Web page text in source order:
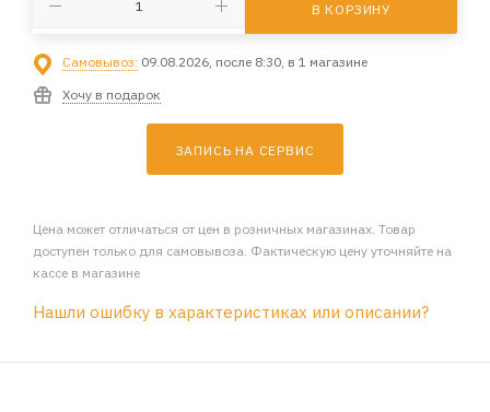
В КОРЗИНУ
Самовывоз: 09.08.2026, после 8:30, в 1 магазине
Хочу в подарок
ЗАПИСЬ НА СЕРВИС
Цена может отличаться от цен в розничных магазинах. Товар
доступен только для самовывоза. Фактическую цену уточняйте на
кассе в магазине
Нашли ошибку в характеристиках или описании?